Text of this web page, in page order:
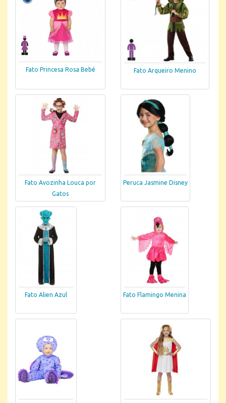
Fato Princesa Rosa Bebé Fato Arqueiro Menino
Fato Avozinha Louca por
Gatos
Peruca Jasmine Disney
Fato Alien Azul Fato Flamingo Menina